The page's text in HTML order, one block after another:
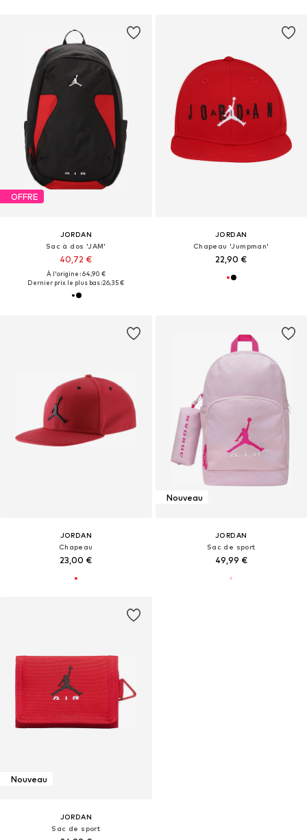
OFFRE
JORDAN
Sac à dos 'JAM'
40,72 €
À l'origine : 64,90 €
Dernier prix le plus bas :26,35 €
JORDAN
Chapeau 'Jumpman'
22,90 €
JORDAN
Chapeau
23,00 €
Nouveau
JORDAN
Sac de sport
49,99 €
Nouveau
JORDAN
Sac de sport